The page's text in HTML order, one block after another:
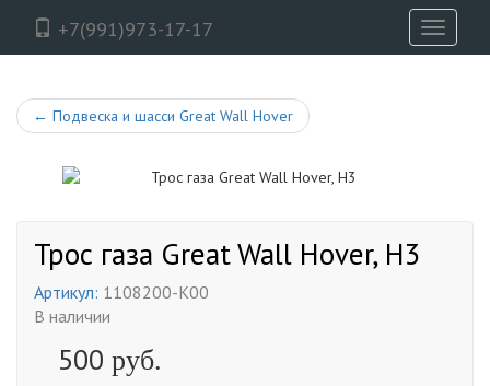
+7(991)973-17-17
Toggle
← Подвеска и шасси Great Wall Hover
Трос газа Great Wall Hover, H3
Артикул: 1108200-K00
В наличии
500 руб.